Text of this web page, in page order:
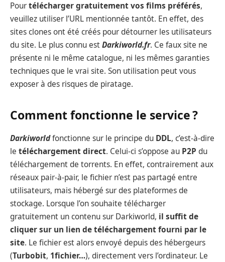
Pourtélécharger gratuitement vos films préférés,
veuillez utiliser l’URL mentionnée tantôt. En effet, des
sites clones ont été créés pour détourner les utilisateurs
du site. Le plus connu estDarkiworld.fr. Ce faux site ne
présente ni le même catalogue, ni les mêmes garanties
techniques que le vrai site. Son utilisation peut vous
exposer à des risques de piratage.
Comment fonctionne le service ?
Darkiworldfonctionne sur le principe du DDL, c’est-à-dire
le téléchargement direct. Celui-ci s’oppose au P2P du
téléchargement de torrents. En effet, contrairement aux
réseaux pair-à-pair, le fichier n’est pas partagé entre
utilisateurs, mais hébergé sur des plateformes de
stockage. Lorsque l’on souhaite télécharger
gratuitement un contenu sur Darkiworld, il suffit de
cliquer sur un lien de téléchargement fourni par le
site. Le fichier est alors envoyé depuis des hébergeurs
(Turbobit, 1fichier…), directement vers l’ordinateur. Le